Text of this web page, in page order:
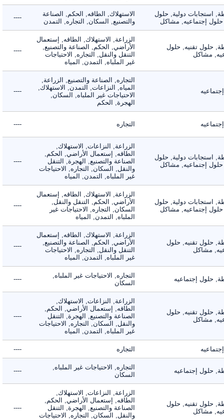
استجابات دولية, حلول
إجتماعيه, مشاكل
الاستهلاك, الطاقه, الحكم, الصناعة
والتصنيع, السكان, التجاره, التمدن
----
حلول تقنيه, حلول
مشاكل
الزراعة, الاستهلاك, الطاقه, إستعمال
الأراضي, الحكم, الصناعة والتصنيع,
التنقل والنقل, التجاره, الاحتياجات
غير الملباه, التمدن, المياه
----
التجاره, الصناعة والتصنيع, الزراعة,
المياه, النزاعات, التمدن, الاستهلاك,
الاحتياجات غير الملباه, السكان,
الهجرة, الحكم
----
التجاره ----
استجابات دولية, حلول
إجتماعيه, مشاكل
الزراعة, النزاعات, الاستهلاك,
الطاقه, إستعمال الأراضي, الحكم,
الصناعة والتصنيع, الهجرة, التنقل
والنقل, السكان, التجاره, الاحتياجات
غير الملباه, التمدن, المياه
----
استجابات دولية, حلول
إجتماعيه, مشاكل
الزراعة, الاستهلاك, الطاقه, إستعمال
الأراضي, الحكم, التنقل والنقل,
السكان, التجاره, الاحتياجات غير
الملباه, التمدن, المياه
----
حلول تقنيه, حلول
مشاكل
الزراعة, الاستهلاك, الطاقه, إستعمال
الأراضي, الحكم, الصناعة والتصنيع,
التنقل والنقل, التجاره, الاحتياجات
غير الملباه, التمدن, المياه
----
حلول إجتماعيه
التجاره, الاحتياجات غير الملباه,
السكان
----
حلول تقنيه, حلول
مشاكل
الزراعة, النزاعات, الاستهلاك,
الطاقه, إستعمال الأراضي, الحكم,
الصناعة والتصنيع, الهجرة, التنقل
والنقل, السكان, التجاره, الاحتياجات
غير الملباه, التمدن, المياه
----
التجاره ----
حلول إجتماعيه
التجاره, الاحتياجات غير الملباه,
السكان
----
حلول تقنيه, حلول
مشاكل
الزراعة, النزاعات, الاستهلاك,
الطاقه, إستعمال الأراضي, الحكم,
الصناعة والتصنيع, الهجرة, التنقل
والنقل, السكان, التجاره, الاحتياجات
----